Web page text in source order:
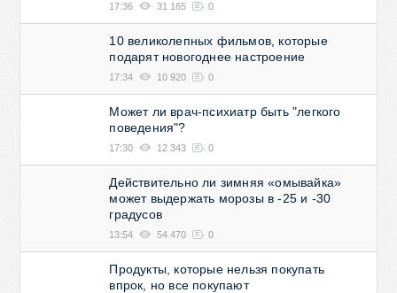
17:36 31 165 0
10 великолепных фильмов, которые
подарят новогоднее настроение
17:34 10 920 0
Может ли врач-психиатр быть "легкого
поведения"?
17:30 12 343 0
Действительно ли зимняя «омывайка»
может выдержать морозы в -25 и -30
градусов
13:54 54 470 0
Продукты, которые нельзя покупать
впрок, но все покупают